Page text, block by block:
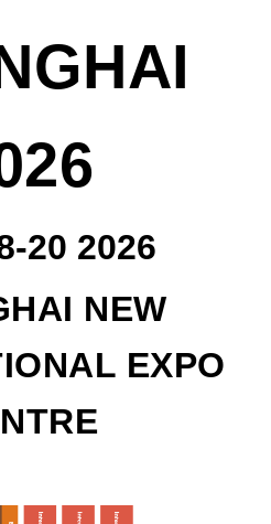
20 2026
NEW
EXPO